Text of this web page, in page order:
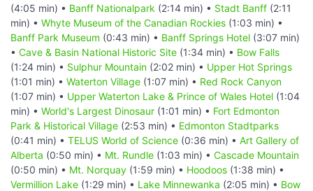
(4:05 min) • Banff Nationalpark (2:14 min) • Stadt Banff (2:11
min) • Whyte Museum of the Canadian Rockies (1:03 min) •
Banff Park Museum (0:43 min) • Banff Springs Hotel (3:07 min)
• Cave & Basin National Historic Site (1:34 min) • Bow Falls
(1:24 min) • Sulphur Mountain (2:02 min) • Upper Hot Springs
(1:01 min) • Waterton Village (1:07 min) • Red Rock Canyon
(1:07 min) • Upper Waterton Lake & Prince of Wales Hotel (1:04
min) • World's Largest Dinosaur (1:01 min) • Fort Edmonton
Park & Historical Village (2:53 min) • Edmonton Stadtparks
(0:41 min) • TELUS World of Science (0:36 min) • Art Gallery of
Alberta (0:50 min) • Mt. Rundle (1:03 min) • Cascade Mountain
(0:50 min) • Mt. Norquay (1:59 min) • Hoodoos (1:38 min) •
Vermillion Lake (1:29 min) • Lake Minnewanka (2:05 min) • Bow